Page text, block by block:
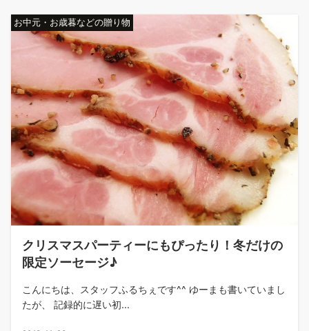
お中元・お歳暮などの贈り物
クリスマスパーティーにもぴったり！冬だけの
限定ソーセージ♪
こんにちは、スタッフふるちぇです^^ ゆーまも書いていまし
たが、 記録的に遅い初...